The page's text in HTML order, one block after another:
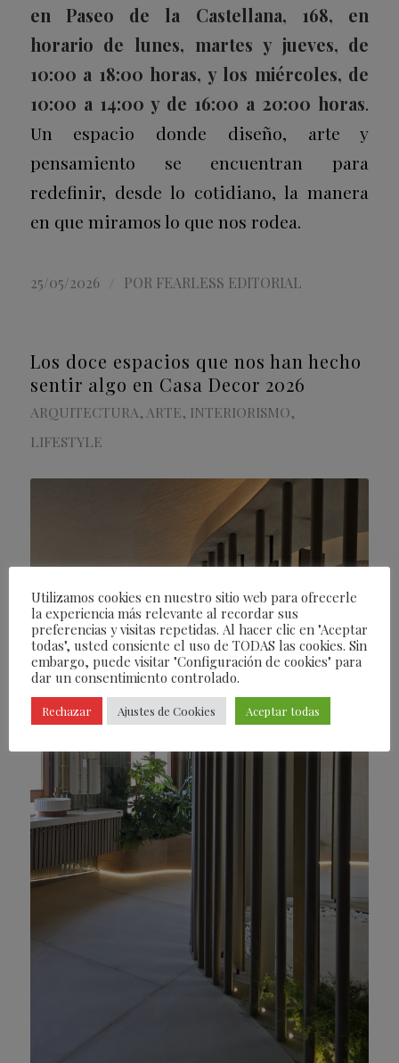
en Paseo de la Castellana, 168, en
horario de lunes, martes y jueves, de
10:00 a 18:00 horas, y los miércoles, de
10:00 a 14:00 y de 16:00 a 20:00 horas.
Un espacio donde diseño, arte y
pensamiento se encuentran para
redefinir, desde lo cotidiano, la manera
en que miramos lo que nos rodea.
25/05/2026 POR FEARLESS EDITORIAL
Los doce espacios que nos han hecho
sentir algo en Casa Decor 2026
ARQUITECTURA, ARTE, INTERIORISMO,
LIFESTYLE
Utilizamos cookies en nuestro sitio web para ofrecerle
la experiencia más relevante al recordar sus
preferencias y visitas repetidas. Al hacer clic en "Aceptar
todas", usted consiente el uso de TODAS las cookies. Sin
embargo, puede visitar "Configuración de cookies" para
dar un consentimiento controlado.
Rechazar Ajustes de Cookies Aceptar todas